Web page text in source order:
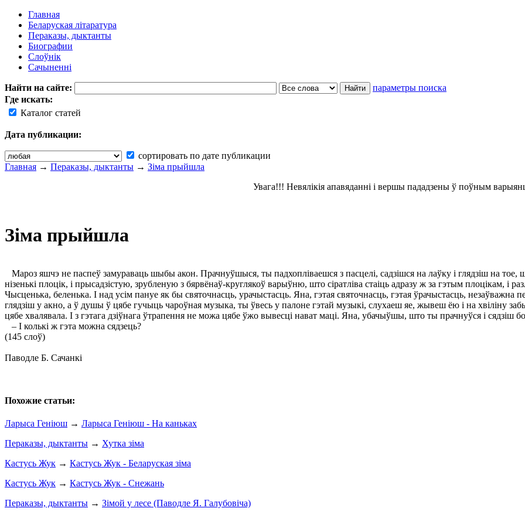
Главная
Беларуская літаратура
Пераказы, дыктанты
Биографии
Слоўнік
Сачыненні
Найти на сайте:
параметры поиска
Где искать:
Каталог статей
Дата публикации:
сортировать по дате публикации
Главная → Пераказы, дыктанты → Зіма прыйшла
Увага!!! Невялікія апавяданні і вершы пададзены ў поўным
Зіма прыйшла
Мароз яшчэ не паспеў замураваць шыбы акон. Прачнуўшыся, ты падхопліваешся з пасцелі, садзішся на лаўку і глядзіш на
нізенькі плоцік, і прысадзістую, зрубленую з бярвёнаў-круглякоў варыўню, што сіратліва стаіць адразу ж за гэтым плоцікам, і
Чысценька, беленька. І над усім пануе як бы святочнасць, урачыстасць. Яна, гэтая святочнасць, гэтая ўрачыстасць,
глядзіш у акно, а ў душы ў цябе гучыць чароўная музыка, ты ўвесь у палоне гэтай музыкі, слухаеш яе, жывеш ёю і на хвіліну
цябе хвалявала. І з гэтага дзіўнага ўтрапення не можа цябе ўжо вывесці нават маці. Яна, убачыўшы, што ты прачнуўся і
– І колькі ж гэта можна сядзець?
(145 слоў)
Паводле Б. Сачанкі
Похожие статьи:
Ларыса Геніюш → Ларыса Геніюш - На каньках
Пераказы, дыктанты → Хутка зіма
Кастусь Жук → Кастусь Жук - Беларуская зіма
Кастусь Жук → Кастусь Жук - Снежань
Пераказы, дыктанты → Зімой у лесе (Паводле Я. Галубовіча)